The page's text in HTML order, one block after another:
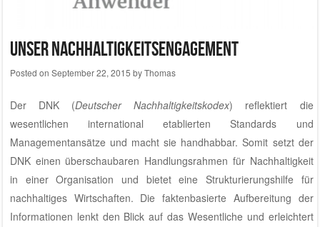
Unser Nachhaltigkeitsengagement
Posted on September 22, 2015 byThomas
Der DNK (Deutscher Nachhaltigkeitskodex) reflektiert die
wesentlichen international etablierten Standards und
Managementansätze und macht sie handhabbar. Somit setzt der
DNK einen überschaubaren Handlungsrahmen für Nachhaltigkeit
in einer Organisation und bietet eine Strukturierungshilfe für
nachhaltiges Wirtschaften. Die faktenbasierte Aufbereitung der
Informationen lenkt den Blick auf das Wesentliche und erleichtert